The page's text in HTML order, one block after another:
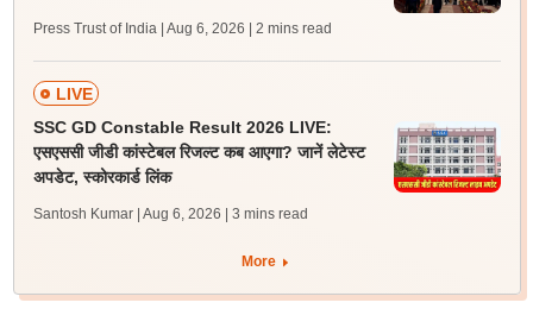
Press Trust of India | Aug 6, 2026 | 2 mins read
LIVE
SSC GD Constable Result 2026 LIVE:
एसएससी जीडी कांस्टेबल रिजल्ट कब आएगा? जानें लेटेस्ट
अपडेट, स्कोरकार्ड लिंक
Santosh Kumar | Aug 6, 2026 | 3 mins read
More